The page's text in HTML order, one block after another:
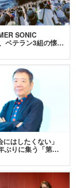
SONIC
ベテラン3組の懐…
にはしたくない」
りに集う「第…